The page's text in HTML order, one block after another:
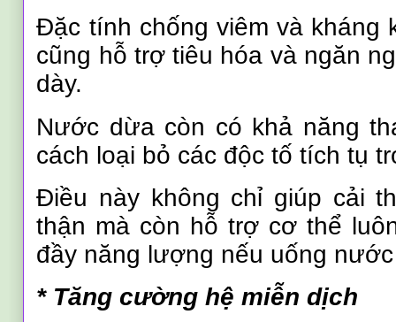
Đặc tính chống viêm và kháng
cũng hỗ trợ tiêu hóa và ngăn
dày.
Nước dừa còn có khả năng
cách loại bỏ các độc tố tích tụ
Điều này không chỉ giúp cải
thận mà còn hỗ trợ cơ thể
đầy năng lượng nếu uống
* Tăng cường hệ miễn dịch